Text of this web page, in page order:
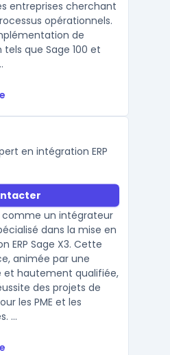
entreprises cherchant
opérationnels.
de
que Sage 100 et
en intégration ERP
comme un intégrateur
dans la mise en
ERP Sage X3. Cette
animée par une
et hautement qualifiée,
des projets de
les PME et les
...